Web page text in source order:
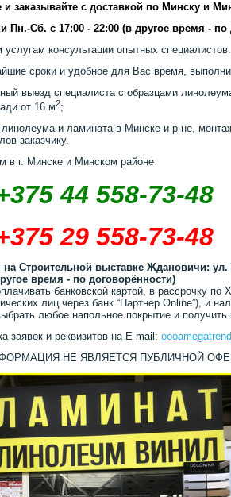
и заказывайте с доставкой по Минску и
Пн.-Сб. с 17:00 - 22:00 (в другое время - по
консультации опытных специалистов.
сроки и удобное для Вас время,
выезд специалиста с образцами
от 16 м2;
и ламината в Минске и р-не,
заказчику.
в г. Минске и Минском районе
44 558-73-48
29 558-73-48
на Строительной выставке Ждановичи:
время - по договорённости)
банковской картой, в рассрочку
лиц через банк “Партнер Online”), и
любое напольное покрытие и получить
заявок и реквизитов на E-mail:
НЕ ЯВЛЯЕТСЯ ПУБЛИЧНОЙ